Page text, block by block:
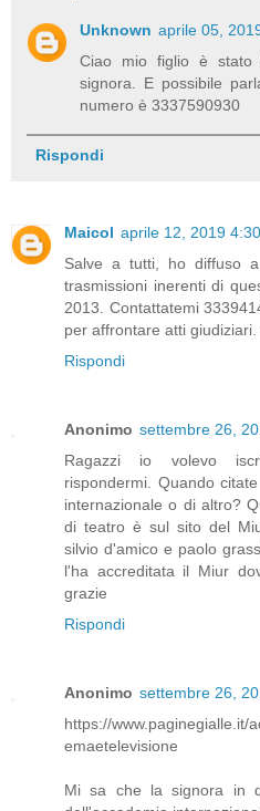
Unknown aprile 05,
Ciao mio figlio è stato
signora. E possibile
numero è 3337590930
Rispondi
Maicol aprile 12, 2019
Salve a tutti, ho diffuso
trasmissioni inerenti di
2013. Contattatemi
per affrontare atti
Rispondi
Anonimo settembre 26,
Ragazzi io volevo
rispondermi. Quando
internazionale o di altro?
di teatro è sul sito del
silvio d'amico e paolo
l'ha accreditata il Miur
grazie
Rispondi
Anonimo settembre 26,
https://www.paginegialle.it/
emaetelevisione
Mi sa che la signora in